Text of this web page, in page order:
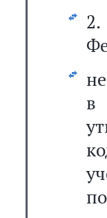
2.
в